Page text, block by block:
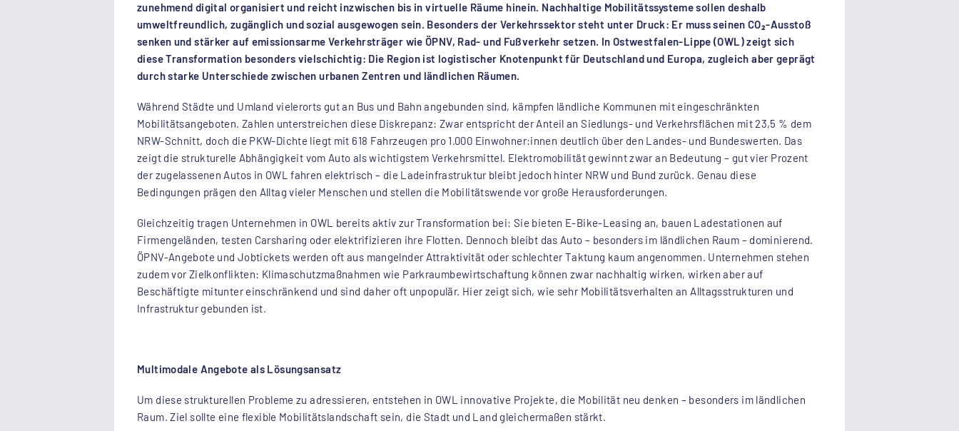
zunehmend digital organisiert und reicht inzwischen bis in virtuelle Räume hinein. Nachhaltige Mobilitätssysteme sollen deshalb
umweltfreundlich, zugänglich und sozial ausgewogen sein. Besonders der Verkehrssektor steht unter Druck: Er muss seinen CO₂-Ausstoß
senken und stärker auf emissionsarme Verkehrsträger wie ÖPNV, Rad- und Fußverkehr setzen. In Ostwestfalen-Lippe (OWL) zeigt sich
diese Transformation besonders vielschichtig: Die Region ist logistischer Knotenpunkt für Deutschland und Europa, zugleich aber geprägt
durch starke Unterschiede zwischen urbanen Zentren und ländlichen Räumen.
Während Städte und Umland vielerorts gut an Bus und Bahn angebunden sind, kämpfen ländliche Kommunen mit eingeschränkten
Mobilitätsangeboten. Zahlen unterstreichen diese Diskrepanz: Zwar entspricht der Anteil an Siedlungs- und Verkehrsflächen mit 23,5 % dem
NRW-Schnitt, doch die PKW-Dichte liegt mit 618 Fahrzeugen pro 1.000 Einwohner:innen deutlich über den Landes- und Bundeswerten. Das
zeigt die strukturelle Abhängigkeit vom Auto als wichtigstem Verkehrsmittel. Elektromobilität gewinnt zwar an Bedeutung – gut vier Prozent
der zugelassenen Autos in OWL fahren elektrisch – die Ladeinfrastruktur bleibt jedoch hinter NRW und Bund zurück. Genau diese
Bedingungen prägen den Alltag vieler Menschen und stellen die Mobilitätswende vor große Herausforderungen.
Gleichzeitig tragen Unternehmen in OWL bereits aktiv zur Transformation bei: Sie bieten E-Bike-Leasing an, bauen Ladestationen auf
Firmengeländen, testen Carsharing oder elektrifizieren ihre Flotten. Dennoch bleibt das Auto – besonders im ländlichen Raum – dominierend.
ÖPNV-Angebote und Jobtickets werden oft aus mangelnder Attraktivität oder schlechter Taktung kaum angenommen. Unternehmen stehen
zudem vor Zielkonflikten: Klimaschutzmaßnahmen wie Parkraumbewirtschaftung können zwar nachhaltig wirken, wirken aber auf
Beschäftigte mitunter einschränkend und sind daher oft unpopulär. Hier zeigt sich, wie sehr Mobilitätsverhalten an Alltagsstrukturen und
Infrastruktur gebunden ist.
Multimodale Angebote als Lösungsansatz
Um diese strukturellen Probleme zu adressieren, entstehen in OWL innovative Projekte, die Mobilität neu denken – besonders im ländlichen
Raum. Ziel sollte eine flexible Mobilitätslandschaft sein, die Stadt und Land gleichermaßen stärkt.